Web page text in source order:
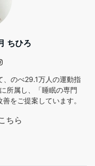
ちひろ
、のべ29.1万人の運動指
所属し、「睡眠の専門
をご提案しています。
ちら